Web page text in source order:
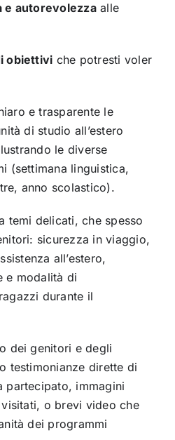
e autorevolezzaalle
obiettivi che potresti voler
e trasparente le
di studio all’estero
le diverse
(settimana linguistica,
anno scolastico).
temi delicati, che spesso
sicurezza in viaggio,
all’estero,
e modalità di
durante il
dei genitori e degli
testimonianze dirette di
partecipato, immagini
o brevi video che
dei programmi